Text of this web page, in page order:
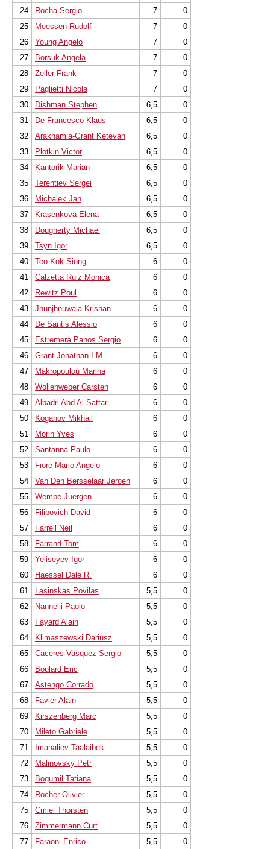
24
Rocha Sergio 7
0
25
Meessen Rudolf 7
0
26
Young Angelo 7
0
27
Borsuk Angela 7
0
28
Zeller Frank 7
0
29
Paglietti Nicola 7
0
30
Dishman Stephen 6,5
0
31
De Francesco Klaus 6,5
0
32
Arakhamia-Grant Ketevan 6,5
0
33
Plotkin Victor 6,5
0
34
Kantorik Marian 6,5
0
35
Terentiev Sergei 6,5
0
36
Michalek Jan 6,5
0
37
Krasenkova Elena 6,5
0
38
Dougherty Michael 6,5
0
39
Tsyn Igor 6,5
0
40
Teo Kok Siong 6
0
41
Calzetta Ruiz Monica 6
0
42
Rewitz Poul 6
0
43
Jhunjhnuwala Krishan 6
0
44
De Santis Alessio 6
0
45
Estremera Panos Sergio 6
0
46
Grant Jonathan I M 6
0
47
Makropoulou Marina 6
0
48
Wollenweber Carsten 6
0
49
Albadri Abd Al Sattar 6
0
50
Koganov Mikhail 6
0
51
Morin Yves 6
0
52
Santanna Paulo 6
0
53
Fiore Mario Angelo 6
0
54
Van Den Bersselaar Jeroen 6
0
55
Wempe Juergen 6
0
56
Filipovich David 6
0
57
Farrell Neil 6
0
58
Farrand Tom 6
0
59
Yeliseyev Igor 6
0
60
Haessel Dale R. 6
0
61
Lasinskas Povilas 5,5
0
62
Nannelli Paolo 5,5
0
63
Fayard Alain 5,5
0
64
Klimaszewski Dariusz 5,5
0
65
Caceres Vasquez Sergio 5,5
0
66
Boulard Eric 5,5
0
67
Astengo Corrado 5,5
0
68
Favier Alain 5,5
0
69
Kirszenberg Marc 5,5
0
70
Mileto Gabriele 5,5
0
71
Imanaliev Taalaibek 5,5
0
72
Malinovsky Petr 5,5
0
73
Bogumil Tatiana 5,5
0
74
Rocher Olivier 5,5
0
75
Cmiel Thorsten 5,5
0
76
Zimmermann Curt 5,5
0
77
Faraoni Enrico 5,5 0